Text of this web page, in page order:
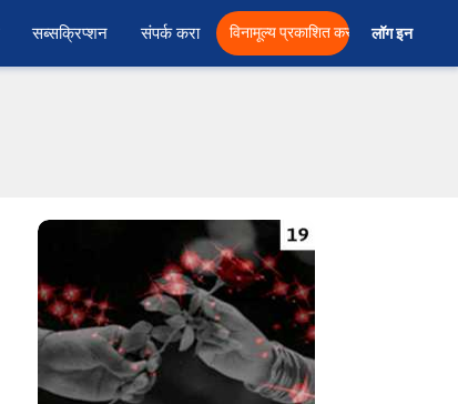
सब्सक्रिप्शन संपर्क करा विनामूल्य प्रकाशित करा लॉग इन